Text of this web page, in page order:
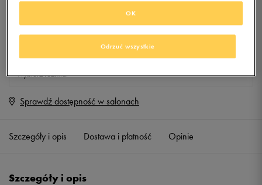
Produkt niedostępny
Jeśli artykuł będzie ponownie dostępny, otrzymasz od nas powiadomienie.
Wybierz rozmiar
M Powiadom o dostępności
L Powiadom o dostępności
Sprawdź dostępność w salonach
Szczegóły i opis Dostawa i płatność Opinie
Szczegóły i opis
Odrzuć wszystkie
OK